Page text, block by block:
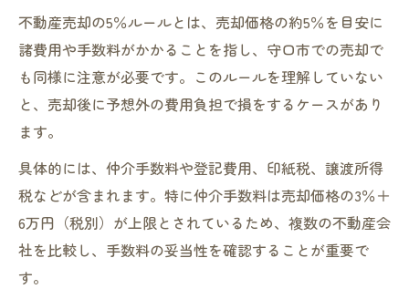
不動産売却の5％ルールとは、売却価格の約5％を目安に
諸費用や手数料がかかることを指し、守口市での売却で
も同様に注意が必要です。このルールを理解していない
と、売却後に予想外の費用負担で損をするケースがあり
ます。
具体的には、仲介手数料や登記費用、印紙税、譲渡所得
税などが含まれます。特に仲介手数料は売却価格の3％＋
6万円（税別）が上限とされているため、複数の不動産会
社を比較し、手数料の妥当性を確認することが重要で
す。